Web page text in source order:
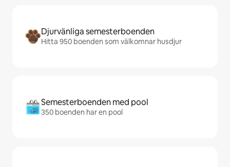
Djurvänliga semesterboenden
Hitta 950 boenden som välkomnar husdjur
Semesterboenden med pool
350 boenden har en pool